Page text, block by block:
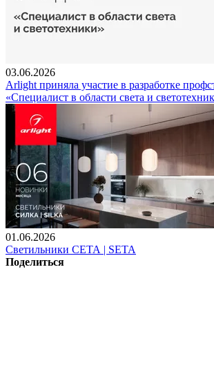
03.06.2026
Arlight приняла участие в разработке
«Специалист в области света и
01.06.2026
Светильники СЕТА | SETA
Поделиться